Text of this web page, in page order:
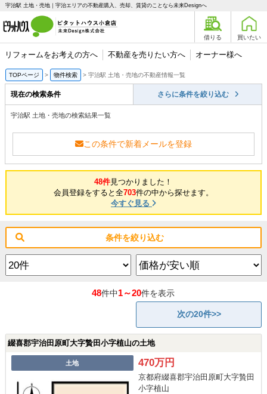
宇治駅 土地・売地｜宇治エリアの不動産購入、売却、賃貸のことなら未来Designへ
借りる 買いたい
リフォームをお考えの方へ 不動産を売りたい方へ オーナー様へ
TOPページ 物件検索 宇治駅 土地・売地の不動産情報一覧
現在の検索条件 さらに条件を絞り込む
宇治駅 土地・売地の検索結果一覧
この条件で新着メールを登録
48件見つかりました！
会員登録をすると全703件の中から探せます。
今すぐ見る
条件を絞り込む
48件中1～20件を表示
次の20件>>
綴喜郡宇治田原町大字贄田小字植山の土地
土地 470万円
京都府綴喜郡宇治田原町大字贄田
小字植山